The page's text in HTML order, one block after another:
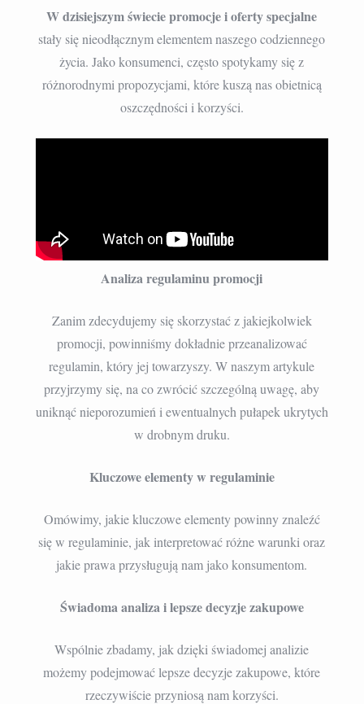
–
na
co
zwrócić
uwagę?
W dzisiejszym świecie promocje i oferty specjalne
stały się nieodłącznym elementem naszego codziennego
życia. Jako konsumenci, często spotykamy się z
różnorodnymi propozycjami, które kuszą nas obietnicą
oszczędności i korzyści.
Analiza regulaminu promocji
Zanim zdecydujemy się skorzystać z jakiejkolwiek
promocji, powinniśmy dokładnie przeanalizować
regulamin, który jej towarzyszy. W naszym artykule
przyjrzymy się, na co zwrócić szczególną uwagę, aby
uniknąć nieporozumień i ewentualnych pułapek ukrytych
w drobnym druku.
Kluczowe elementy w regulaminie
Omówimy, jakie kluczowe elementy powinny znaleźć
się w regulaminie, jak interpretować różne warunki oraz
jakie prawa przysługują nam jako konsumentom.
Świadoma analiza i lepsze decyzje zakupowe
Wspólnie zbadamy, jak dzięki świadomej analizie
możemy podejmować lepsze decyzje zakupowe, które
rzeczywiście przyniosą nam korzyści.